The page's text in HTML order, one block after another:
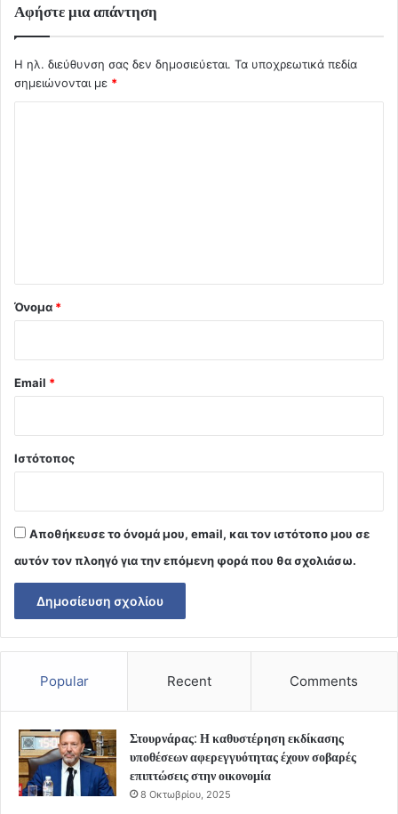
Αφήστε μια απάντηση
Η ηλ. διεύθυνση σας δεν δημοσιεύεται. Τα υποχρεωτικά πεδία
σημειώνονται με *
Όνομα *
Email *
Ιστότοπος
Αποθήκευσε το όνομά μου, email, και τον ιστότοπο μου σε
αυτόν τον πλοηγό για την επόμενη φορά που θα σχολιάσω.
Popular Recent Comments
Στουρνάρας: Η καθυστέρηση εκδίκασης
υποθέσεων αφερεγγυότητας έχουν σοβαρές
επιπτώσεις στην οικονομία
8 Οκτωβρίου, 2025